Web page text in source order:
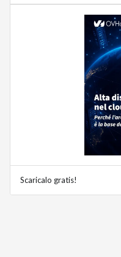
Scaricalo gratis!